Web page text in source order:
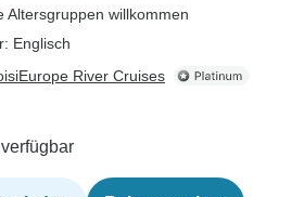
Altersgruppen willkommen
Englisch
River Cruises